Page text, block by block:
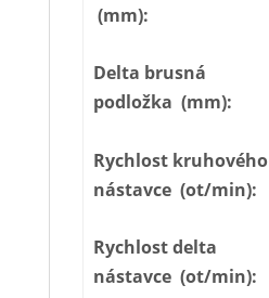
(mm):
Delta brusná
podložka (mm):
Rychlost kruhového
nástavce (ot/min):
Rychlost delta
nástavce (ot/min):